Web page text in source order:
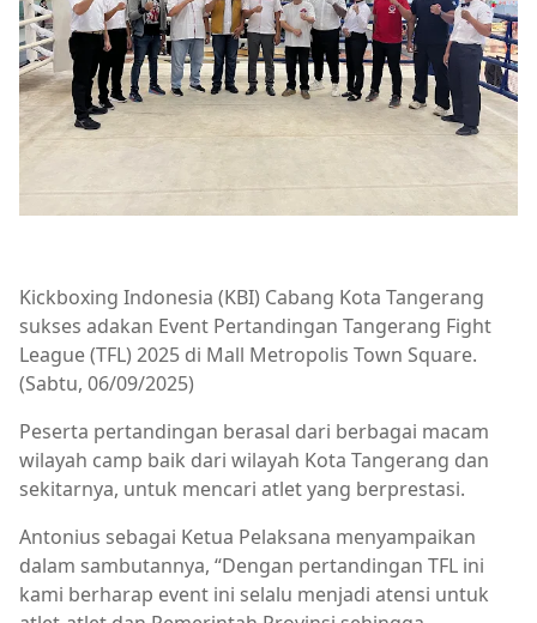
Kickboxing Indonesia (KBI) Cabang Kota Tangerang
sukses adakan Event Pertandingan Tangerang Fight
League (TFL) 2025 di Mall Metropolis Town Square.
(Sabtu, 06/09/2025)
Peserta pertandingan berasal dari berbagai macam
wilayah camp baik dari wilayah Kota Tangerang dan
sekitarnya, untuk mencari atlet yang berprestasi.
Antonius sebagai Ketua Pelaksana menyampaikan
dalam sambutannya, “Dengan pertandingan TFL ini
kami berharap event ini selalu menjadi atensi untuk